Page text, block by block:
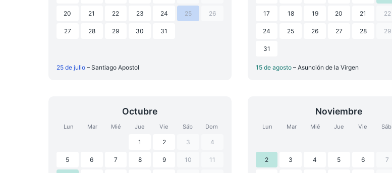
20 21 22 23 24 25 26
27 28 29 30 31
25 de julio – Santiago Apostol
17 18 19 20 21 22
24 25 26 27 28 29
31
15 de agosto – Asunción de la Virgen
Octubre
Lun Mar Mié Jue Vie Sáb Dom
1 2 3 4
5 6 7 8 9 10 11
Noviembre
Lun Mar Mié Jue Vie Sáb
2 3 4 5 6 7